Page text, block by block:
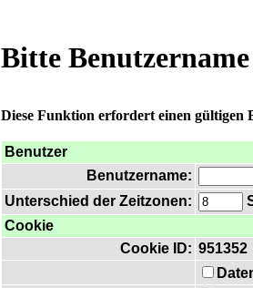
Bitte
Diese Funktion erfordert einen gültigen
Benutzer
Benutzername:
Unterschied der Zeitzonen:
Cookie
Cookie ID: 951352